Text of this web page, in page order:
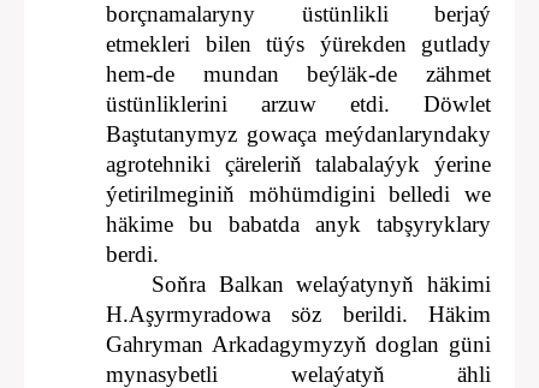
borçnamalaryny üstünlikli berjaý
etmekleri bilen tüýs ýürekden gutlady
hem-de mundan beýläk-de zähmet
üstünliklerini arzuw etdi. Döwlet
Baştutanymyz gowaça meýdanlaryndaky
agrotehniki çäreleriň talabalaýyk ýerine
ýetirilmeginiň möhümdigini belledi we
häkime bu babatda anyk tabşyryklary
berdi.
Soňra Balkan welaýatynyň häkimi
H.Aşyrmyradowa söz berildi. Häkim
Gahryman Arkadagymyzyň doglan güni
mynasybetli welaýatyň ähli